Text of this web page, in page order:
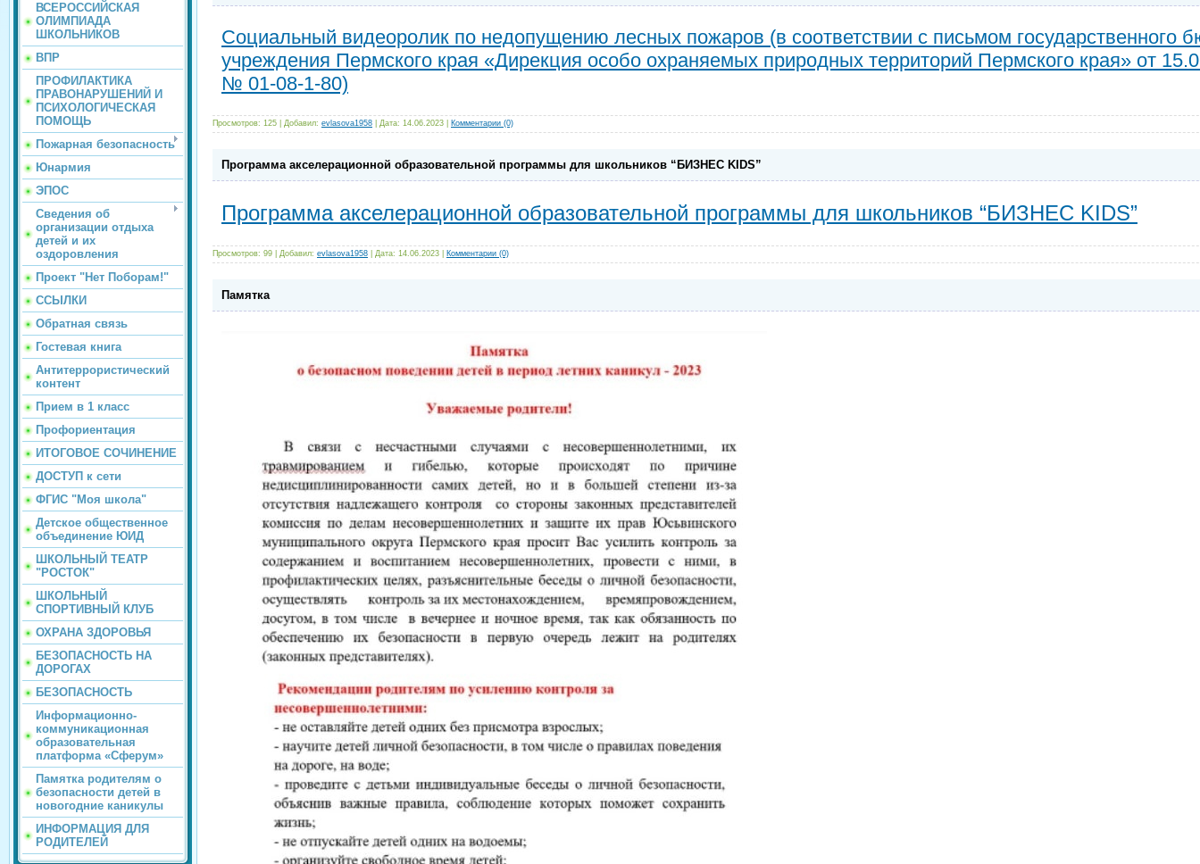
ВСЕРОССИЙСКАЯ
ОЛИМПИАДА
ШКОЛЬНИКОВ
ВПР
ПРОФИЛАКТИКА
ПРАВОНАРУШЕНИЙ И
ПСИХОЛОГИЧЕСКАЯ
ПОМОЩЬ
Пожарная безопасность
Юнармия
ЭПОС
Сведения об
организации отдыха
детей и их
оздоровления
Проект "Нет Поборам!"
ССЫЛКИ
Обратная связь
Гостевая книга
Антитеррористический
контент
Прием в 1 класс
Профориентация
ИТОГОВОЕ СОЧИНЕНИЕ
ДОСТУП к сети
ФГИС "Моя школа"
Детское общественное
объединение ЮИД
ШКОЛЬНЫЙ ТЕАТР
"РОСТОК"
ШКОЛЬНЫЙ
СПОРТИВНЫЙ КЛУБ
ОХРАНА ЗДОРОВЬЯ
БЕЗОПАСНОСТЬ НА
ДОРОГАХ
БЕЗОПАСНОСТЬ
Информационно-
коммуникационная
образовательная
платформа «Сферум»
Памятка родителям о
безопасности детей в
новогодние каникулы
ИНФОРМАЦИЯ ДЛЯ
РОДИТЕЛЕЙ
Социальный видеоролик по недопущению лесных пожаров (в соответствии с письмом государственного
учреждения Пермского края «Дирекция особо охраняемых природных территорий Пермского края» от
№ 01-08-1-80)
Просмотров: 125 Добавил: evlasova1958 Дата: 14.06.2023 Комментарии (0)
Программа акселерационной образовательной программы для школьников “БИЗНЕС KIDS”
Программа акселерационной образовательной программы для школьников “БИЗНЕС KIDS”
Просмотров: 99 Добавил: evlasova1958 Дата: 14.06.2023 Комментарии (0)
Памятка